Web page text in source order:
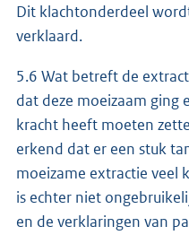
Dit klachtonderdeel
verklaard.
5.6 Wat betreft de
dat deze moeizaam ging
kracht heeft moeten
erkend dat er een stuk
moeizame extractie veel
is echter niet
en de verklaringen van